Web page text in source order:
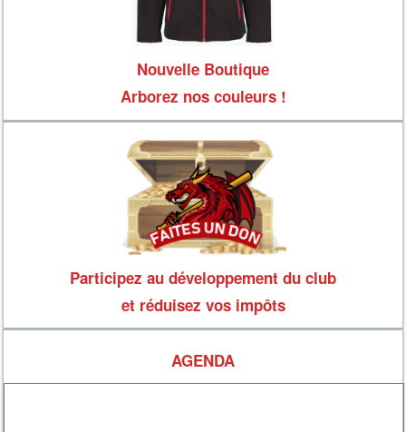
Nouvelle Boutique
Arborez nos couleurs !
Participez au développement du club
et réduisez vos impôts
AGENDA